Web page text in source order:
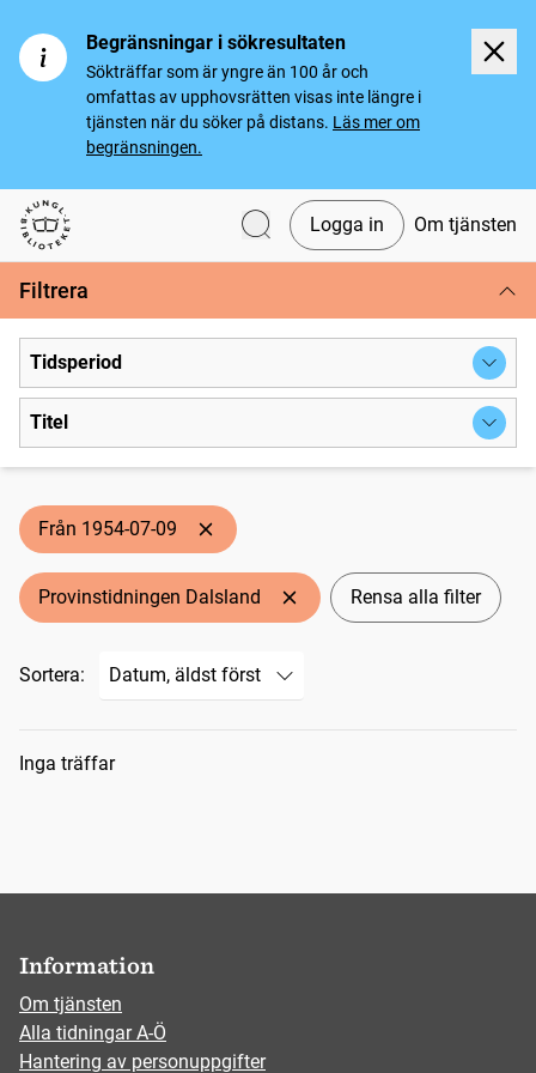
Begränsningar i sökresultaten
Sökträffar som är yngre än 100 år och
omfattas av upphovsrätten visas inte längre i
tjänsten när du söker på distans. Läs mer om
begränsningen.
Svenska tidningar
Logga in Om tjänsten
Filtrera
Tidsperiod
Titel
Från 1954-07-09
Provinstidningen Dalsland Rensa alla filter
Sortera:
Sökresultat
Inga träffar
Information
Om tjänsten
Alla tidningar A-Ö
Hantering av personuppgifter